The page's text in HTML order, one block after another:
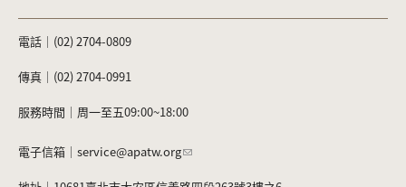
o
電話｜(02) 2704-0809
傳真｜(02) 2704-0991
服務時間｜周一至五09:00~18:00
電子信箱｜ service@apatw.org